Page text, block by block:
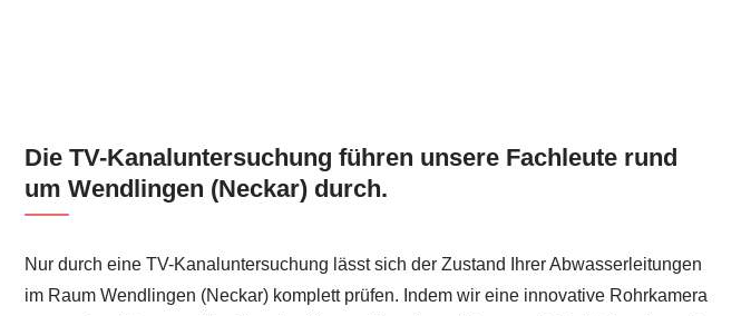
Die TV-Kanaluntersuchung führen unsere Fachleute rund
um Wendlingen (Neckar) durch.
Nur durch eine TV-Kanaluntersuchung lässt sich der Zustand Ihrer Abwasserleitungen
im Raum Wendlingen (Neckar) komplett prüfen. Indem wir eine innovative Rohrkamera